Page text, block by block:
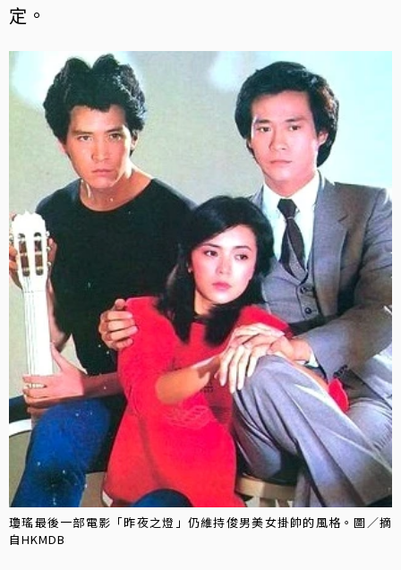
定。
瓊瑤最後一部電影「昨夜之燈」仍維持俊男美女掛帥的風格。圖／摘
自HKMDB